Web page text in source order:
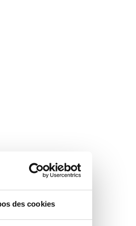
des cookies